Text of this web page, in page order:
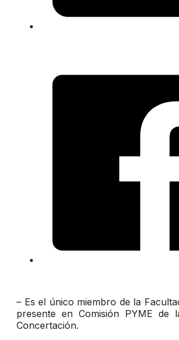
– Es el único miembro de la
presente en Comisión PYME de
Concertación.